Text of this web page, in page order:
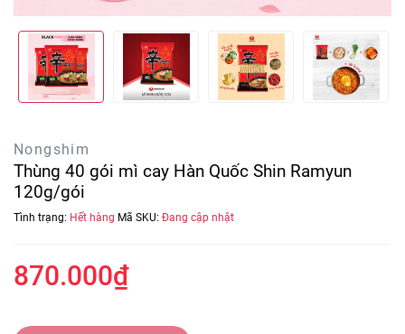
Nongshim
Thùng 40 gói mì cay Hàn Quốc Shin Ramyun
120g/gói
Tình trạng: Hết hàng Mã SKU: Đang cập nhật
870.000₫